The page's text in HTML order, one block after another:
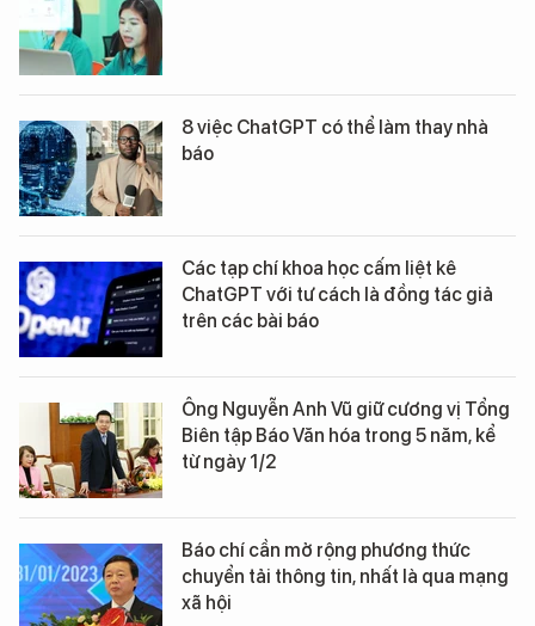
8 việc ChatGPT có thể làm thay nhà
báo
Các tạp chí khoa học cấm liệt kê
ChatGPT với tư cách là đồng tác giả
trên các bài báo
Ông Nguyễn Anh Vũ giữ cương vị Tổng
Biên tập Báo Văn hóa trong 5 năm, kể
từ ngày 1/2
Báo chí cần mở rộng phương thức
chuyển tải thông tin, nhất là qua mạng
xã hội